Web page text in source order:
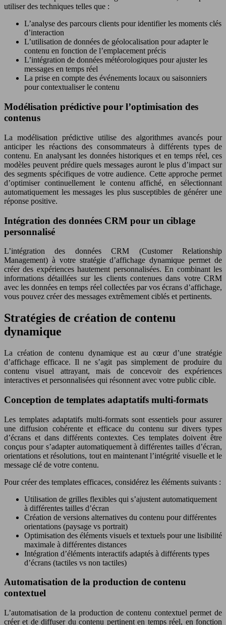
utiliser des techniques telles que :
L’analyse des parcours clients pour identifier les moments clés
d’interaction
L’utilisation de données de géolocalisation pour adapter le
contenu en fonction de l’emplacement précis
L’intégration de données météorologiques pour ajuster les
messages en temps réel
La prise en compte des événements locaux ou saisonniers
pour contextualiser le contenu
Modélisation prédictive pour l’optimisation des
contenus
La modélisation prédictive utilise des algorithmes avancés pour
anticiper les réactions des consommateurs à différents types de
contenu. En analysant les données historiques et en temps réel, ces
modèles peuvent prédire quels messages auront le plus d’impact sur
des segments spécifiques de votre audience. Cette approche permet
d’optimiser continuellement le contenu affiché, en sélectionnant
automatiquement les messages les plus susceptibles de générer une
réponse positive.
Intégration des données CRM pour un ciblage
personnalisé
L’intégration des données CRM (Customer Relationship
Management) à votre stratégie d’affichage dynamique permet de
créer des expériences hautement personnalisées. En combinant les
informations détaillées sur les clients contenues dans votre CRM
avec les données en temps réel collectées par vos écrans d’affichage,
vous pouvez créer des messages extrêmement ciblés et pertinents.
Stratégies de création de contenu
dynamique
La création de contenu dynamique est au cœur d’une stratégie
d’affichage efficace. Il ne s’agit pas simplement de produire du
contenu visuel attrayant, mais de concevoir des expériences
interactives et personnalisées qui résonnent avec votre public cible.
Conception de templates adaptatifs multi-formats
Les templates adaptatifs multi-formats sont essentiels pour assurer
une diffusion cohérente et efficace du contenu sur divers types
d’écrans et dans différents contextes. Ces templates doivent être
conçus pour s’adapter automatiquement à différentes tailles d’écran,
orientations et résolutions, tout en maintenant l’intégrité visuelle et le
message clé de votre contenu.
Pour créer des templates efficaces, considérez les éléments suivants :
Utilisation de grilles flexibles qui s’ajustent automatiquement
à différentes tailles d’écran
Création de versions alternatives du contenu pour différentes
orientations (paysage vs portrait)
Optimisation des éléments visuels et textuels pour une lisibilité
maximale à différentes distances
Intégration d’éléments interactifs adaptés à différents types
d’écrans (tactiles vs non tactiles)
Automatisation de la production de contenu
contextuel
L’automatisation de la production de contenu contextuel permet de
créer et de diffuser du contenu pertinent en temps réel, en fonction